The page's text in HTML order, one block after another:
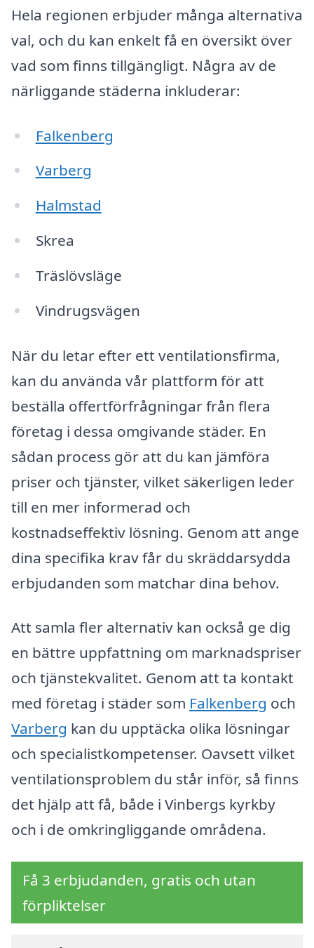
Hela regionen erbjuder många alternativa
val, och du kan enkelt få en översikt över
vad som finns tillgängligt. Några av de
närliggande städerna inkluderar:
Falkenberg
Varberg
Halmstad
Skrea
Träslövsläge
Vindrugsvägen
När du letar efter ett ventilationsfirma,
kan du använda vår plattform för att
beställa offertförfrågningar från flera
företag i dessa omgivande städer. En
sådan process gör att du kan jämföra
priser och tjänster, vilket säkerligen leder
till en mer informerad och
kostnadseffektiv lösning. Genom att ange
dina specifika krav får du skräddarsydda
erbjudanden som matchar dina behov.
Att samla fler alternativ kan också ge dig
en bättre uppfattning om marknadspriser
och tjänstekvalitet. Genom att ta kontakt
med företag i städer som Falkenberg och
Varberg kan du upptäcka olika lösningar
och specialistkompetenser. Oavsett vilket
ventilationsproblem du står inför, så finns
det hjälp att få, både i Vinbergs kyrkby
och i de omkringliggande områdena.
Få 3 erbjudanden, gratis och utan
förpliktelser